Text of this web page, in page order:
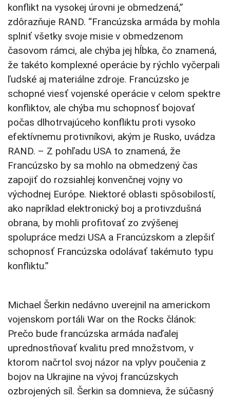
konflikt na vysokej úrovni je obmedzená,”
zdôrazňuje RAND. “Francúzska armáda by mohla
splniť všetky svoje misie v obmedzenom
časovom rámci, ale chýba jej hĺbka, čo znamená,
že takéto komplexné operácie by rýchlo vyčerpali
ľudské aj materiálne zdroje. Francúzsko je
schopné viesť vojenské operácie v celom spektre
konfliktov, ale chýba mu schopnosť bojovať
počas dlhotrvajúceho konfliktu proti vysoko
efektívnemu protivníkovi, akým je Rusko, uvádza
RAND. – Z pohľadu USA to znamená, že
Francúzsko by sa mohlo na obmedzený čas
zapojiť do rozsiahlej konvenčnej vojny vo
východnej Európe. Niektoré oblasti spôsobilostí,
ako napríklad elektronický boj a protivzdušná
obrana, by mohli profitovať zo zvýšenej
spolupráce medzi USA a Francúzskom a zlepšiť
schopnosť Francúzska odolávať takémuto typu
konfliktu.”
Michael Šerkin nedávno uverejnil na americkom
vojenskom portáli War on the Rocks článok:
Prečo bude francúzska armáda naďalej
uprednostňovať kvalitu pred množstvom, v
ktorom načrtol svoj názor na vplyv poučenia z
bojov na Ukrajine na vývoj francúzskych
ozbrojených síl. Šerkin sa domnieva, že súčasný